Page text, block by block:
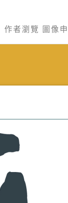
作者瀏覽 圖像